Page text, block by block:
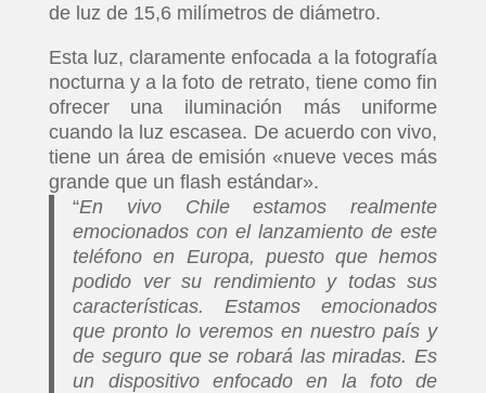
de luz de 15,6 milímetros de diámetro.
Esta luz, claramente enfocada a la fotografía
nocturna y a la foto de retrato, tiene como fin
ofrecer una iluminación más uniforme
cuando la luz escasea. De acuerdo con vivo,
tiene un área de emisión «nueve veces más
grande que un flash estándar».
“En vivo Chile estamos realmente
emocionados con el lanzamiento de este
teléfono en Europa, puesto que hemos
podido ver su rendimiento y todas sus
características. Estamos emocionados
que pronto lo veremos en nuestro país y
de seguro que se robará las miradas. Es
un dispositivo enfocado en la foto de